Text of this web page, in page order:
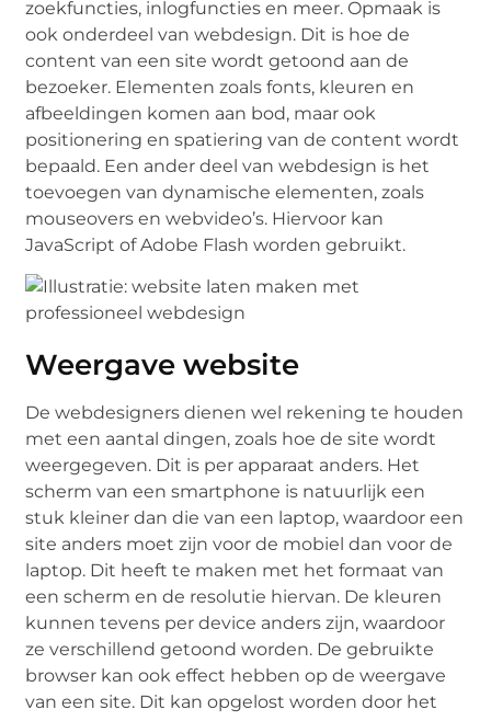
zoekfuncties, inlogfuncties en meer. Opmaak is
ook onderdeel van webdesign. Dit is hoe de
content van een site wordt getoond aan de
bezoeker. Elementen zoals fonts, kleuren en
afbeeldingen komen aan bod, maar ook
positionering en spatiering van de content wordt
bepaald. Een ander deel van webdesign is het
toevoegen van dynamische elementen, zoals
mouseovers en webvideo’s. Hiervoor kan
JavaScript of Adobe Flash worden gebruikt.
Weergave website
De webdesigners dienen wel rekening te houden
met een aantal dingen, zoals hoe de site wordt
weergegeven. Dit is per apparaat anders. Het
scherm van een smartphone is natuurlijk een
stuk kleiner dan die van een laptop, waardoor een
site anders moet zijn voor de mobiel dan voor de
laptop. Dit heeft te maken met het formaat van
een scherm en de resolutie hiervan. De kleuren
kunnen tevens per device anders zijn, waardoor
ze verschillend getoond worden. De gebruikte
browser kan ook effect hebben op de weergave
van een site. Dit kan opgelost worden door het